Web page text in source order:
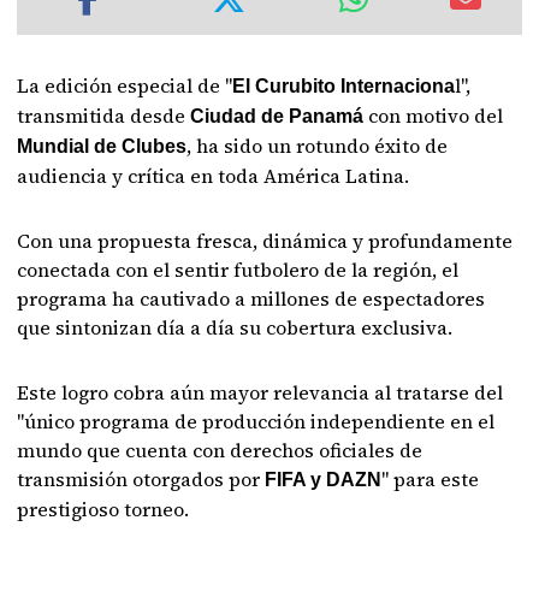
La edición especial de "El Curubito Internacional",
transmitida desdeCiudad de Panamá con motivo del
Mundial de Clubes, ha sido un rotundo éxito de
audiencia y crítica en toda América Latina.
Con una propuesta fresca, dinámica y profundamente
conectada con el sentir futbolero de la región, el
programa ha cautivado a millones de espectadores
que sintonizan día a día su cobertura exclusiva.
Este logro cobra aún mayor relevancia al tratarse del
"único programa de producción independiente en el
mundo que cuenta con derechos oficiales de
transmisión otorgados por FIFA y DAZN " para este
prestigioso torneo.